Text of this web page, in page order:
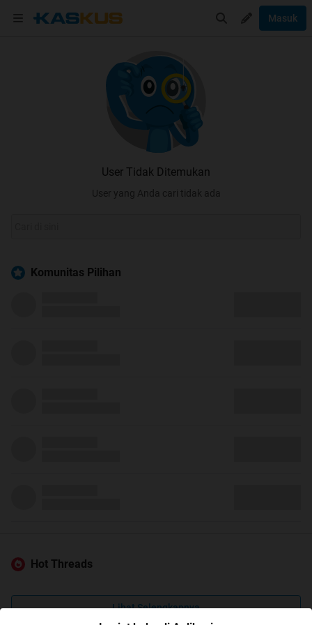
Masuk
User Tidak Ditemukan
User yang Anda cari tidak ada
Komunitas Pilihan
Hot Threads
Lihat Selengkapnya